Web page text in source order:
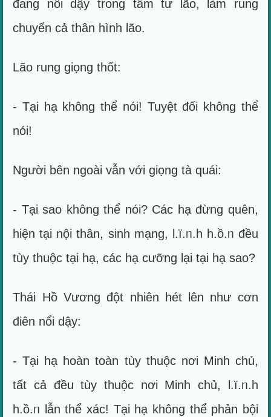
đang nổi dậy trong tâm tư lão, làm rung
chuyển cả thân hình lão.
Lão rung giọng thốt:
- Tại hạ không thể nói! Tuyệt đối không thể
nói!
Người bên ngoài vẫn với giọng tà quái:
- Tại sao không thể nói? Các hạ đừng quên,
hiện tại nội thân, sinh mạng, l.ï.ᥒ.h h.ồ.ᥒ đều
tùy thuộc tại hạ, các hạ cưỡng lại tại hạ sao?
Thái Hồ Vương đột nhiên hét lên như cơn
điên nổi dậy:
- Tại hạ hoàn toàn tùy thuộc nơi Minh chủ,
tất cả đều tùy thuộc nơi Minh chủ, l.ï.ᥒ.h
h.ồ.ᥒ lẫn thể xác! Tại hạ không thể phản bội